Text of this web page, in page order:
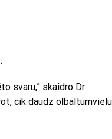
svaru,” skaidro Dr.
cik daudz olbaltumvielu